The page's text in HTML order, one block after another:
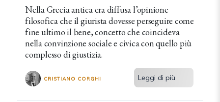
Nella Grecia antica era diffusa l’opinione
filosofica che il giurista dovesse perseguire come
fine ultimo il bene, concetto che coincideva
nella convinzione sociale e civica con quello più
complesso di giustizia.
CRISTIANO CORGHI Leggi di più